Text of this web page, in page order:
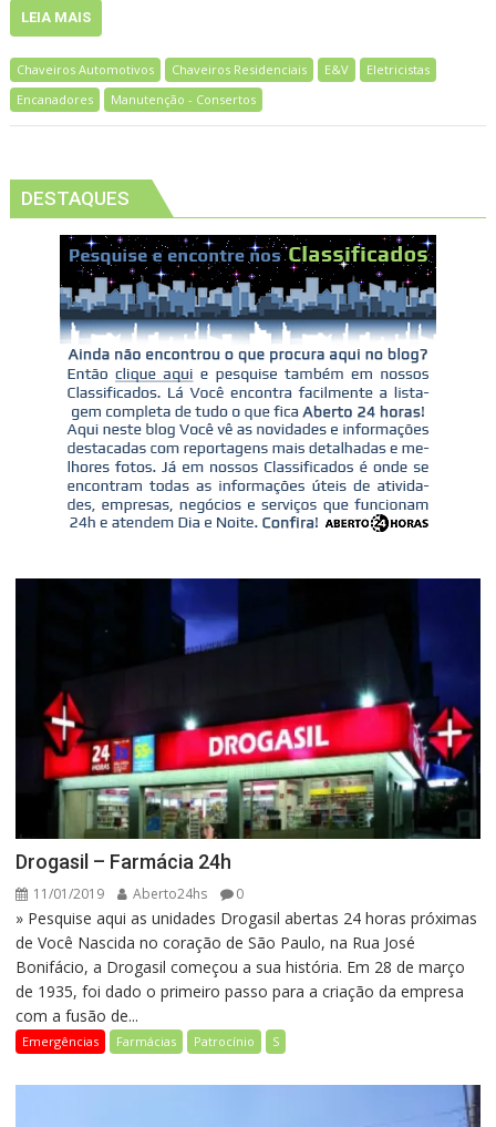
LEIA MAIS
Chaveiros Automotivos Chaveiros Residenciais E&V
Eletricistas
Encanadores
Manutenção - Consertos
DESTAQUES
Drogasil – Farmácia 24h
11/01/2019 Aberto24hs 0
» Pesquise aqui as unidades Drogasil abertas 24 horas próximas
de Você Nascida no coração de São Paulo, na Rua José
Bonifácio, a Drogasil começou a sua história. Em 28 de março
de 1935, foi dado o primeiro passo para a criação da empresa
com a fusão de...
Emergências Farmácias Patrocínio S